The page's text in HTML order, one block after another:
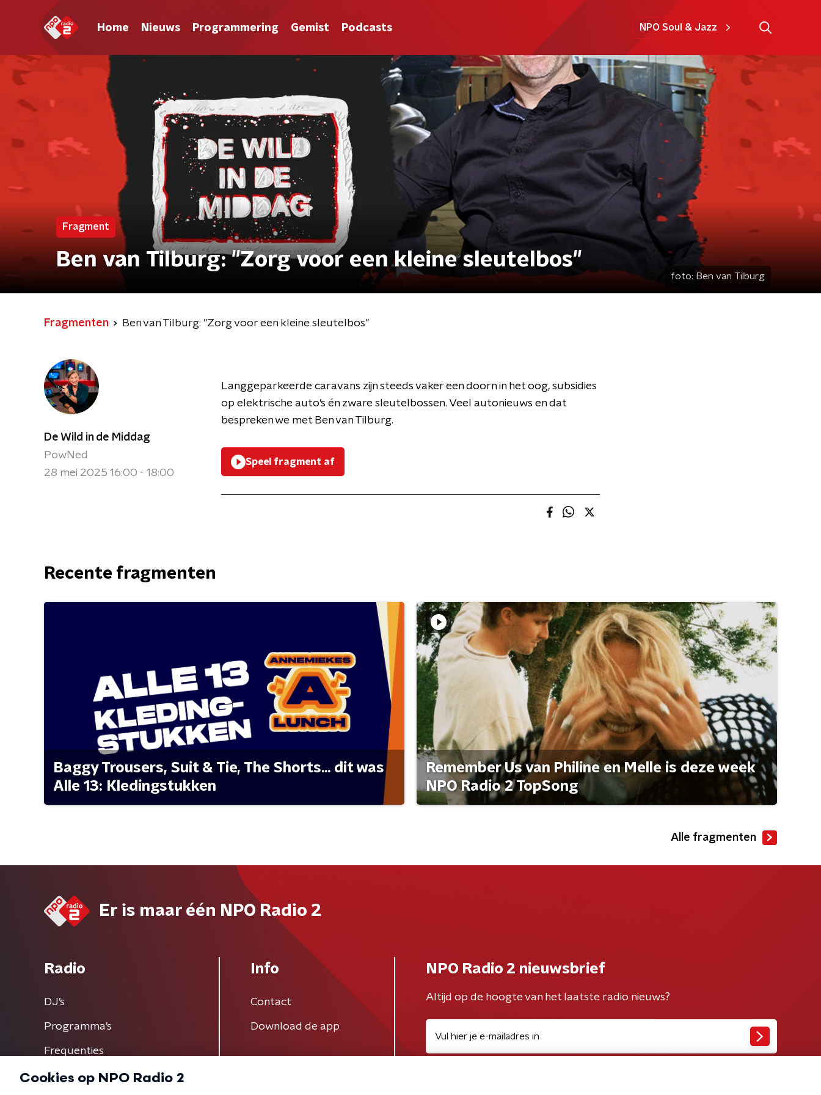
Home Nieuws Programmering Gemist Podcasts NPO Soul & Jazz
Fragment
Ben van Tilburg: "Zorg voor een kleine sleutelbos"
foto: Ben van Tilburg
Fragmenten Ben van Tilburg: "Zorg voor een kleine sleutelbos"
De Wild in de Middag
PowNed
28 mei 2025 16:00 - 18:00
Langgeparkeerde caravans zijn steeds vaker een doorn in het oog, subsidies
op elektrische auto’s én zware sleutelbossen. Veel autonieuws en dat
bespreken we met Ben van Tilburg.
Speel fragment af
Recente fragmenten
Baggy Trousers, Suit & Tie, The Shorts... dit was
Alle 13: Kledingstukken
Remember Us van Philine en Melle is deze week
NPO Radio 2 TopSong
Alle fragmenten
Er is maar één NPO Radio 2
Radio
DJ’s
Programma's
Frequenties
Info
Contact
Download de app
NPO Radio 2 nieuwsbrief
Altijd op de hoogte van het laatste radio nieuws?